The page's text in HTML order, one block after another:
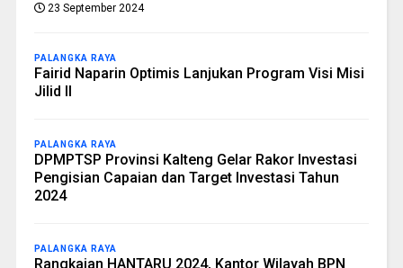
23 September 2024
PALANGKA RAYA
Fairid Naparin Optimis Lanjukan Program Visi Misi
Jilid II
PALANGKA RAYA
DPMPTSP Provinsi Kalteng Gelar Rakor Investasi
Pengisian Capaian dan Target Investasi Tahun
2024
PALANGKA RAYA
Rangkaian HANTARU 2024, Kantor Wilayah BPN